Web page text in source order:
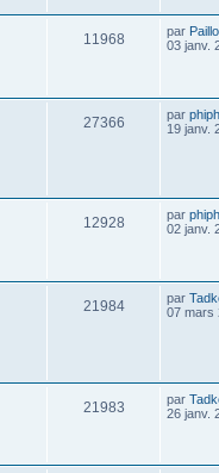
11968 par
03 janv.
27366 par
19 janv.
12928 par
02 janv.
21984 par
07 mars
21983 par
26 janv.